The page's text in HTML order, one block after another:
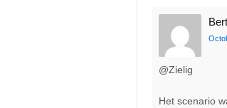
Bert
@Zielig
Het scenario